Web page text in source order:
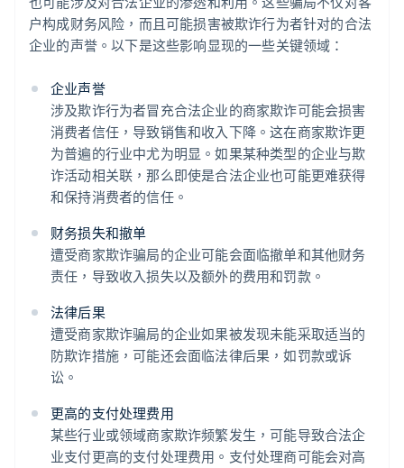
户构成财务风险，而且可能损害被欺诈行为者针对的合法
企业的声誉。以下是这些影响显现的一些关键领域：
企业声誉
涉及欺诈行为者冒充合法企业的商家欺诈可能会损害
消费者信任，导致销售和收入下降。这在商家欺诈更
为普遍的行业中尤为明显。如果某种类型的企业与欺
诈活动相关联，那么即使是合法企业也可能更难获得
和保持消费者的信任。
财务损失和撤单
遭受商家欺诈骗局的企业可能会面临撤单和其他财务
责任，导致收入损失以及额外的费用和罚款。
法律后果
遭受商家欺诈骗局的企业如果被发现未能采取适当的
防欺诈措施，可能还会面临法律后果，如罚款或诉
讼。
更高的支付处理费用
某些行业或领域商家欺诈频繁发生，可能导致合法企
业支付更高的支付处理费用。支付处理商可能会对高